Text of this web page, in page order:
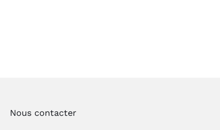
Nous contacter